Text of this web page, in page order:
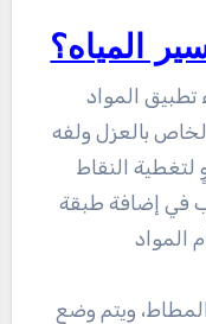
المياه؟
المواد
بالعزل ولفه
النقاط
في إضافة طبقة
المواد
ويتم وضع